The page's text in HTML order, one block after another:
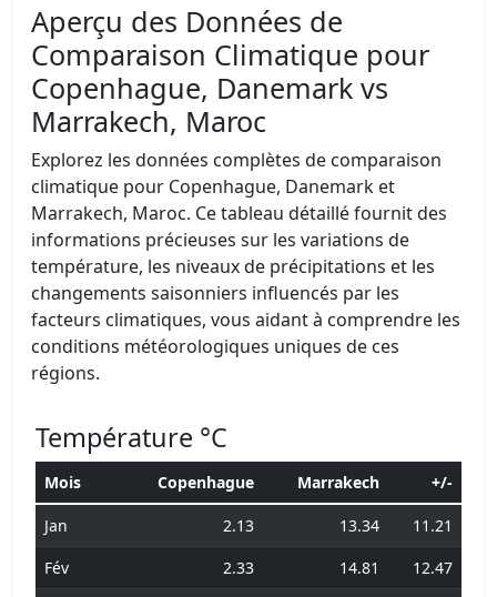
Aperçu des Données de
Comparaison Climatique pour
Copenhague, Danemark vs
Marrakech, Maroc
Explorez les données complètes de comparaison
climatique pour Copenhague, Danemark et
Marrakech, Maroc. Ce tableau détaillé fournit des
informations précieuses sur les variations de
température, les niveaux de précipitations et les
changements saisonniers influencés par les
facteurs climatiques, vous aidant à comprendre les
conditions météorologiques uniques de ces
régions.
Température °C
Mois Copenhague Marrakech +/-
Jan 2.13 13.34
11.21
Fév
2.33 14.81
12.47